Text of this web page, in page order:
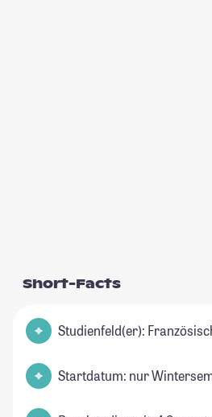
Short-Facts
Studienfeld(er):
Startdatum: nur